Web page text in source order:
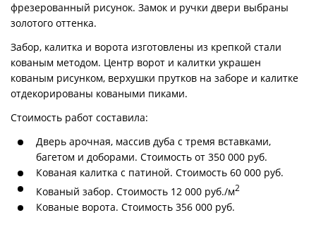
фрезерованный рисунок. Замок и ручки двери выбраны
золотого оттенка.
Забор, калитка и ворота изготовлены из крепкой стали
кованым методом. Центр ворот и калитки украшен
кованым рисунком, верхушки прутков на заборе и калитке
отдекорированы коваными пиками.
Стоимость работ составила:
Дверь арочная, массив дуба с тремя вставками,
багетом и доборами. Стоимость от 350 000 руб.
Кованая калитка с патиной. Стоимость 60 000 руб.
Кованый забор. Стоимость 12 000 руб./м2
Кованые ворота. Стоимость 356 000 руб.